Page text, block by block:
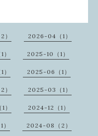
2026-04（1）
2025-10（1）
2025-06（1）
2025-03（1）
） 2024-12（1）
2024-08（2）